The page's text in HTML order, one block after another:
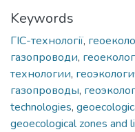
Keywords
ГІС-технології,
газопроводи,
технологии,
газопроводы,
technologies,
geoecological zones and